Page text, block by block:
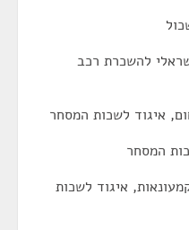
להשכרת רכב
איגוד לשכות המסחר
המסחר
איגוד לשכות